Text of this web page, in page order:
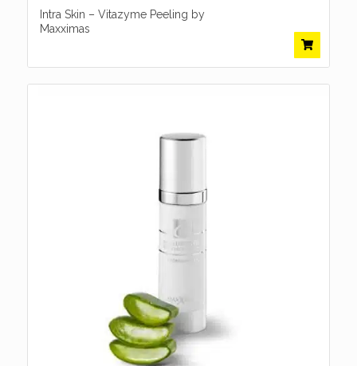
Intra Skin – Vitazyme Peeling by
Maxximas